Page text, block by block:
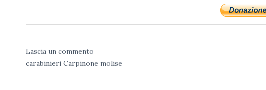
Lascia un commento
carabinieri Carpinone molise